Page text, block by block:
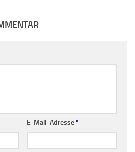
E-Mail-Adresse*